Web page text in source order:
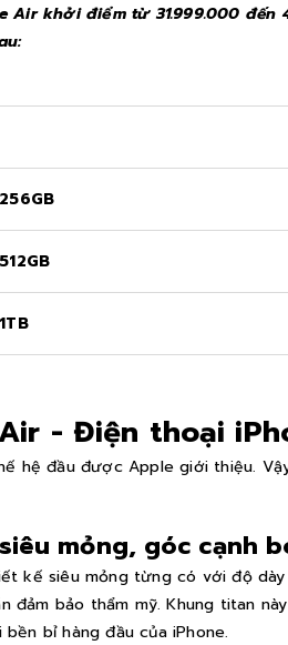
Air khởi điểm từ 31.999.000
- Điện thoại
hệ đầu được Apple giới thiệu.
mỏng, góc cạnh
kế siêu mỏng từng có với độ
đảm bảo thẩm mỹ. Khung titan
bỉ hàng đầu của iPhone.